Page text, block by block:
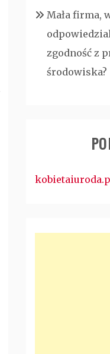
Mała firma,
zgodność z
środowiska?